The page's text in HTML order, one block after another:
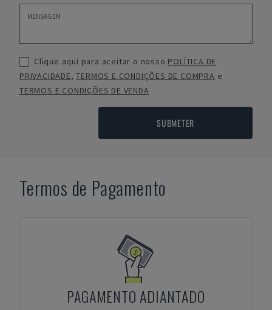
Clique aqui para aceitar o nosso POLÍTICA DE
PRIVACIDADE,TERMOS E CONDIÇÕES DE COMPRA e
TERMOS E CONDIÇÕES DE VENDA
SUBMETER
Termos de Pagamento
PAGAMENTO ADIANTADO